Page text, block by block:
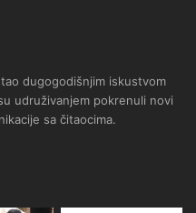
dugogodišnjim iskustvom
udruživanjem pokrenuli novi
sa čitaocima.